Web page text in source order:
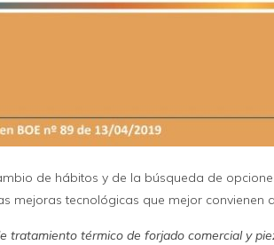
de hábitos y de la búsqueda de
mejoras tecnológicas que mejor convienen
tratamiento térmico de forjado comercial y